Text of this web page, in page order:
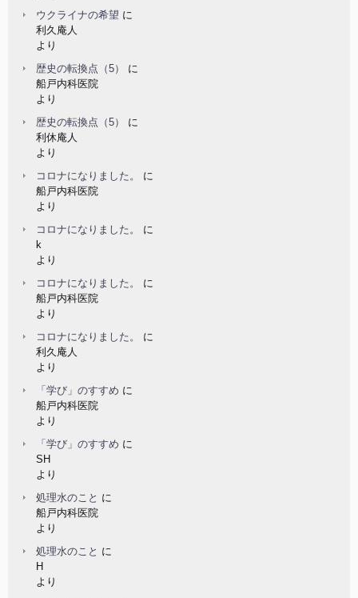
ウクライナの希望 に
利久庵人
より
歴史の転換点（5）
に
船戸内科医院
より
歴史の転換点（5）
に
利休庵人
より
コロナになりました。
に
船戸内科医院
より
コロナになりました。
に
k
より
コロナになりました。
に
船戸内科医院
より
コロナになりました。
に
利久庵人
より
「学び」のすすめ に
船戸内科医院
より
「学び」のすすめ に
SH
より
処理水のこと に
船戸内科医院
より
処理水のこと に
H
より